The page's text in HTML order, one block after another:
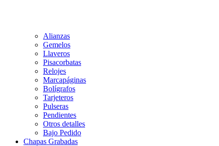
Alianzas
Gemelos
Llaveros
Pisacorbatas
Relojes
Marcapáginas
Bolígrafos
Tarjeteros
Pulseras
Pendientes
Otros detalles
Bajo Pedido
Chapas Grabadas